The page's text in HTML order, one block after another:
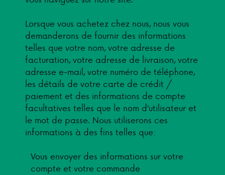
Lorsque vous achetez chez nous, nous vous
demanderons de fournir des informations
telles que votre nom, votre adresse de
facturation, votre adresse de livraison, votre
adresse e-mail, votre numéro de téléphone,
les détails de votre carte de crédit /
paiement et des informations de compte
facultatives telles que le nom d’utilisateur et
le mot de passe. Nous utiliserons ces
informations à des fins telles que:
Vous envoyer des informations sur votre
compte et votre commande